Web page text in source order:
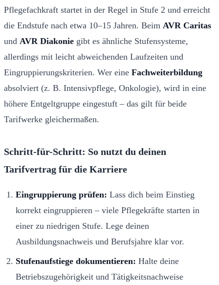
Pflegefachkraft startet in der Regel in Stufe 2 und erreicht
die Endstufe nach etwa 10–15 Jahren. Beim AVR Caritas
und AVR Diakonie gibt es ähnliche Stufensysteme,
allerdings mit leicht abweichenden Laufzeiten und
Eingruppierungskriterien. Wer eine Fachweiterbildung
absolviert (z. B. Intensivpflege, Onkologie), wird in eine
höhere Entgeltgruppe eingestuft – das gilt für beide
Tarifwerke gleichermaßen.
Schritt-für-Schritt: So nutzt du deinen
Tarifvertrag für die Karriere
Eingruppierung prüfen: Lass dich beim Einstieg
korrekt eingruppieren – viele Pflegekräfte starten in
einer zu niedrigen Stufe. Lege deinen
Ausbildungsnachweis und Berufsjahre klar vor.
Stufenaufstiege dokumentieren: Halte deine
Betriebszugehörigkeit und Tätigkeitsnachweise